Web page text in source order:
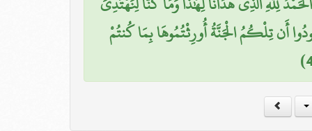
أَن تِلْكُمُ الْجَنَّةُ أُورِثْتُمُوهَا بِمَا كُنتُمْ